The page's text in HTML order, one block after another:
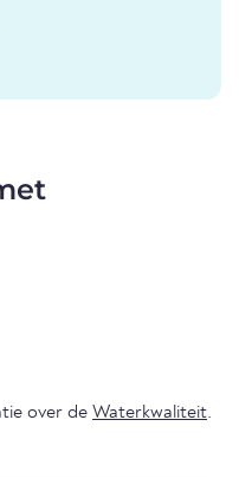
over de Waterkwaliteit.